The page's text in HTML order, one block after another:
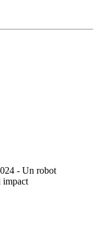
- Un robot
impact